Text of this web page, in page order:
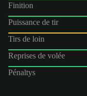
Finition
Puissance de tir
Tirs de loin
Reprises de volée
Pénaltys